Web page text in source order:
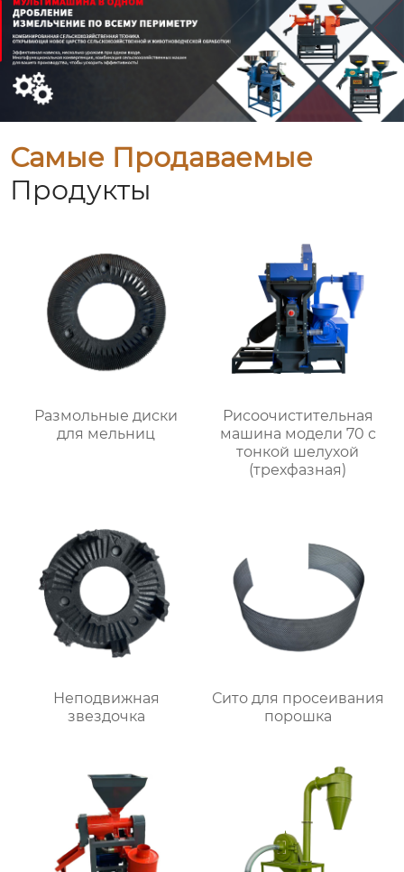
Самые Продаваемые
Продукты
Размольные диски
для мельниц
Рисоочистительная
машина модели 70 с
тонкой шелухой
(трехфазная)
Неподвижная
звездочка
Сито для просеивания
порошка